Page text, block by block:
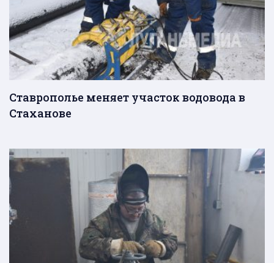
Ставрополье меняет участок водовода в
Стаханове